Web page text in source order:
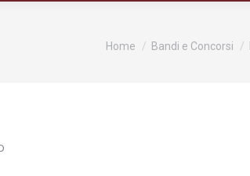
Tu sei qui:
Home Bandi e Concorsi